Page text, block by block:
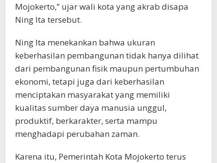
Mojokerto,” ujar wali kota yang akrab disapa
Ning Ita tersebut.
Ning Ita menekankan bahwa ukuran
keberhasilan pembangunan tidak hanya dilihat
dari pembangunan fisik maupun pertumbuhan
ekonomi, tetapi juga dari keberhasilan
menciptakan masyarakat yang memiliki
kualitas sumber daya manusia unggul,
produktif, berkarakter, serta mampu
menghadapi perubahan zaman.
Karena itu, Pemerintah Kota Mojokerto terus